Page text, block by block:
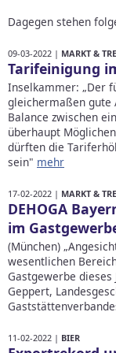
Dagegen stehen
09-03-2022 | MARKT &
Tarifeinigung
Inselkammer: „Der
gleichermaßen gute
Balance zwischen
überhaupt
dürften die
sein" mehr
17-02-2022 | MARKT &
DEHOGA
im
(München)
wesentlichen
Gastgewerbe dieses
Geppert,
11-02-2022 | BIER